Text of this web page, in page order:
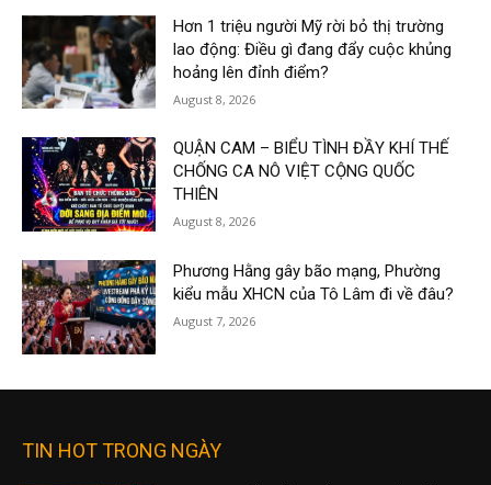
Hơn 1 triệu người Mỹ rời bỏ thị trường
lao động: Điều gì đang đẩy cuộc khủng
hoảng lên đỉnh điểm?
August 8, 2026
QUẬN CAM – BIỂU TÌNH ĐẦY KHÍ THẾ
CHỐNG CA NÔ VIỆT CỘNG QUỐC
THIÊN
August 8, 2026
Phương Hằng gây bão mạng, Phường
kiểu mẫu XHCN của Tô Lâm đi về đâu?
August 7, 2026
TIN HOT TRONG NGÀY